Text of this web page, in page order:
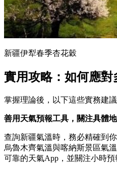
新疆伊犁春季杏花穀
實用攻略：如何應
掌握理論後，以下這些實務建
善用天氣預報工具，關注具體
查詢新疆氣溫時，務必精確到
烏魯木齊氣溫與喀納斯景區氣
可靠的天氣App，並關注小時預